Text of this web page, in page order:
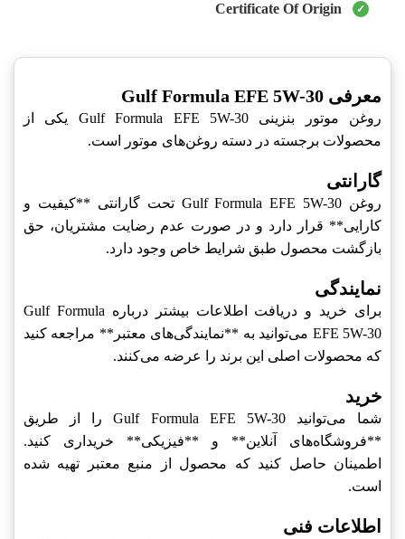
Certificate Of Origin
معرفی Gulf Formula EFE 5W-30
روغن موتور بنزینی Gulf Formula EFE 5W-30 یکی از
محصولات برجسته در دسته روغن‌های موتور است.
گارانتی
روغن Gulf Formula EFE 5W-30 تحت گارانتی **کیفیت و
کارایی** قرار دارد و در صورت عدم رضایت مشتریان، حق
بازگشت محصول طبق شرایط خاص وجود دارد.
نمایندگی
برای خرید و دریافت اطلاعات بیشتر درباره Gulf Formula
EFE 5W-30 می‌توانید به **نمایندگی‌های معتبر** مراجعه کنید
که محصولات اصلی این برند را عرضه می‌کنند.
خرید
شما می‌توانید Gulf Formula EFE 5W-30 را از طریق
**فروشگاه‌های آنلاین** و **فیزیکی** خریداری کنید.
اطمینان حاصل کنید که محصول از منبع معتبر تهیه شده
است.
اطلاعات فنی